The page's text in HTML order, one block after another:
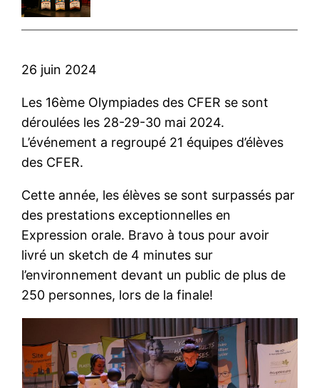
26 juin 2024
Les 16ème Olympiades des CFER se sont
déroulées les 28-29-30 mai 2024.
L’événement a regroupé 21 équipes d’élèves
des CFER.
Cette année, les élèves se sont surpassés par
des prestations exceptionnelles en
Expression orale. Bravo à tous pour avoir
livré un sketch de 4 minutes sur
l’environnement devant un public de plus de
250 personnes, lors de la finale!